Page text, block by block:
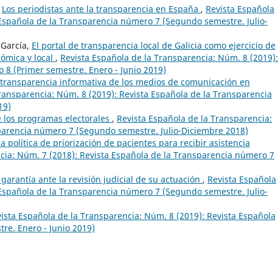
Los periodistas ante la transparencia en España , Revista Española
de la Transparencia número 7 (Segundo semestre. Julio-
El portal de transparencia local de Galicia como ejercicio de
y local , Revista Española de la Transparencia: Núm. 8 (2019):
(Primer semestre. Enero - Junio 2019)
informativa de los medios de comunicación en
Núm. 8 (2019): Revista Española de la Transparencia
los programas electorales , Revista Española de la Transparencia:
número 7 (Segundo semestre. Julio-Diciembre 2018)
política de priorización de pacientes para recibir asistencia
Núm. 7 (2018): Revista Española de la Transparencia número 7
garantía ante la revisión judicial de su actuación , Revista Española
de la Transparencia número 7 (Segundo semestre. Julio-
Española de la Transparencia: Núm. 8 (2019): Revista Española
Enero - Junio 2019)